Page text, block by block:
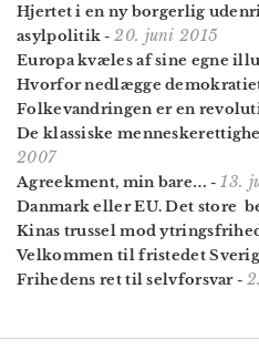
Hjertet i en ny borgerlig
asylpolitik -20. juni 2015
Europa kvæles af sine egne
Hvorfor nedlægge
Folkevandringen er en
De klassiske
2007
Agreekment, min bare… -13.
Danmark eller EU. Det store
Kinas trussel mod
Velkommen til fristedet
Frihedens ret til selvforsvar-